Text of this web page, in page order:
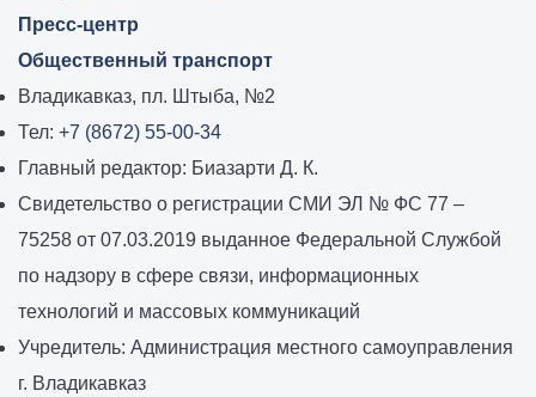
Пресс-центр
Общественный транспорт
Владикавказ, пл. Штыба, №2
Тел: +7 (8672) 55-00-34
Главный редактор: Биазарти Д. К.
Свидетельство о регистрации СМИ ЭЛ № ФС 77 –
75258 от 07.03.2019 выданное Федеральной Службой
по надзору в сфере связи, информационных
технологий и массовых коммуникаций
Учредитель: Администрация местного самоуправления
г. Владикавказ